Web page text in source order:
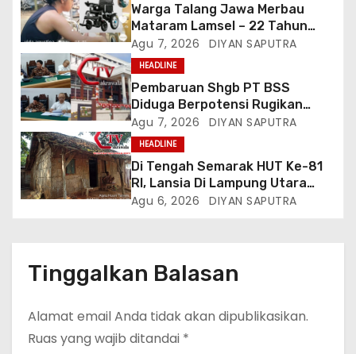
Warga Talang Jawa Merbau
Mataram Lamsel – 22 Tahun
Lumpuh Vina Agustina Viral Di
Tiktok Inginkan Kursi Roda
Listrik, Kepala Perwakilan
Provinsi Lampung Media
Cakrawala Tv Meminta Pemda
Lamsel Bertindak
Agu 7, 2026 DIYAN SAPUTRA
HEADLINE
Pembaruan Shgb PT BSS
Diduga Berpotensi Rugikan
Negara, Kementrian ATR/BPN Di
Gugat Di PTUN Jakarta
Agu 7, 2026 DIYAN SAPUTRA
HEADLINE
Di Tengah Semarak HUT Ke-81
RI, Lansia Di Lampung Utara
Hidup Memprihatinkan
Agu 6, 2026 DIYAN SAPUTRA
Tinggalkan Balasan
Alamat email Anda tidak akan dipublikasikan.
Ruas yang wajib ditandai *